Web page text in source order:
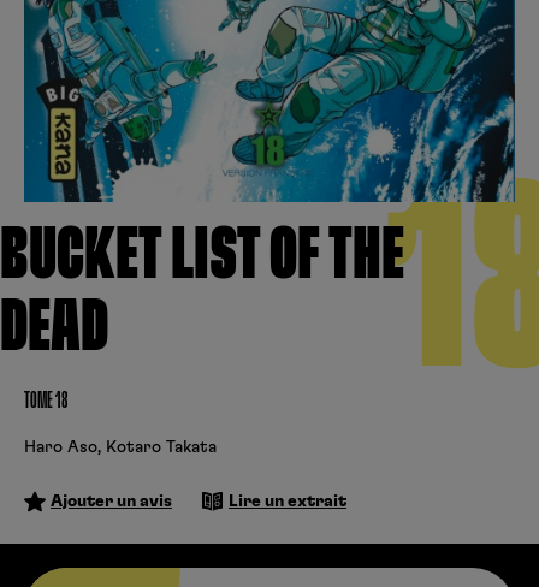
BUCKET LIST OF THE
DEAD
TOME 18
Haro Aso, Kotaro Takata
Ajouter un avis Lire un extrait
Se connecter S’inscrire
Hunter x Hunter
Fire Force
Black Butler